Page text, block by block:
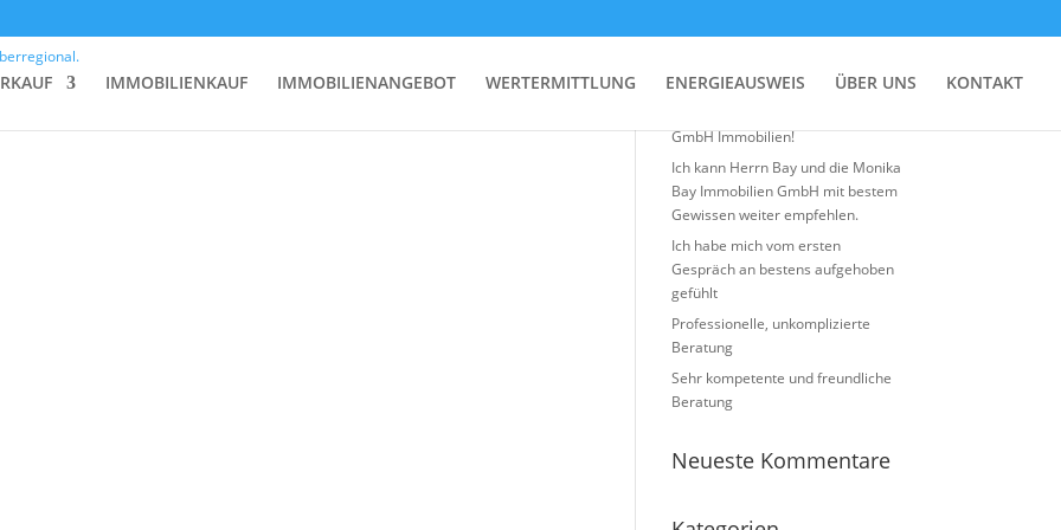
IMMOBILIENKAUF IMMOBILIENANGEBOT WERTERMITTLUNG ENERGIEAUSWEIS ÜBER UNS KONTAKT
Neueste Beiträge
GmbH Immobilien!
Ich kann Herrn Bay und die Monika
Bay Immobilien GmbH mit bestem
Gewissen weiter empfehlen.
Ich habe mich vom ersten
Gespräch an bestens aufgehoben
gefühlt
Professionelle, unkomplizierte
Beratung
Sehr kompetente und freundliche
Beratung
Neueste Kommentare